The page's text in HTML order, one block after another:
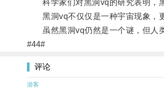
科学家们对黑洞vq的研究表明，黑
黑洞vq不仅仅是一种宇宙现象，更
虽然黑洞vq仍然是一个谜，但人类
#44#
评论
游客